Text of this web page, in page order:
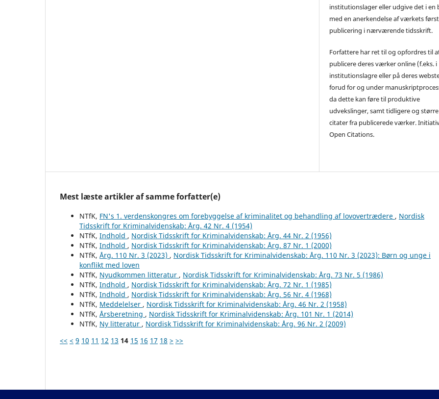
institutionslager eller udgive det i en
med en anerkendelse af værkets
publicering i nærværende tidsskrift.
Forfattere har ret til og opfordres til
publicere deres værker online (f.eks. i
institutionslagre eller på deres
forud for og under
da dette kan føre til produktive
udvekslinger, samt tidligere og større
citater fra publicerede værker.
Open Citations.
Mest læste artikler af samme forfatter(e)
NTfK, FN's 1. verdenskongres om forebyggelse af kriminalitet og behandling af lovovertrædere , Nordisk
Tidsskrift for Kriminalvidenskab: Årg. 42 Nr. 4 (1954)
NTfK, Indhold , Nordisk Tidsskrift for Kriminalvidenskab: Årg. 44 Nr. 2 (1956)
NTfK, Indhold , Nordisk Tidsskrift for Kriminalvidenskab: Årg. 87 Nr. 1 (2000)
NTfK, Årg. 110 Nr. 3 (2023) , Nordisk Tidsskrift for Kriminalvidenskab: Årg. 110 Nr. 3 (2023): Børn og unge i
konflikt med loven
NTfK, Nyudkommen litteratur , Nordisk Tidsskrift for Kriminalvidenskab: Årg. 73 Nr. 5 (1986)
NTfK, Indhold , Nordisk Tidsskrift for Kriminalvidenskab: Årg. 72 Nr. 1 (1985)
NTfK, Indhold , Nordisk Tidsskrift for Kriminalvidenskab: Årg. 56 Nr. 4 (1968)
NTfK, Meddelelser , Nordisk Tidsskrift for Kriminalvidenskab: Årg. 46 Nr. 2 (1958)
NTfK, Årsberetning , Nordisk Tidsskrift for Kriminalvidenskab: Årg. 101 Nr. 1 (2014)
NTfK, Ny litteratur , Nordisk Tidsskrift for Kriminalvidenskab: Årg. 96 Nr. 2 (2009)
<< < 9 10 11 12 13 14 15 16 17 18 > >>